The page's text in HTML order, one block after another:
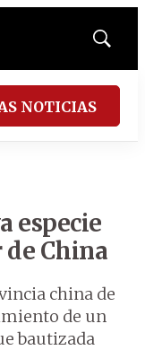
Mostrar
NOTICIAS
especie
de China
china de
de un
bautizada